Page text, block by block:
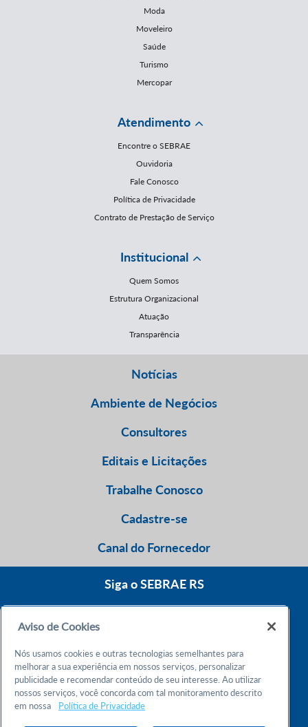
Moda
Moveleiro
Saúde
Turismo
Mercopar
Atendimento
Encontre o SEBRAE
Ouvidoria
Fale Conosco
Política de Privacidade
Contrato de Prestação de Serviço
Institucional
Quem Somos
Estrutura Organizacional
Atuação
Transparência
Notícias
Ambiente de Negócios
Consultores
Editais e Licitações
Trabalhe Conosco
Cadastre-se
Canal do Fornecedor
Siga o SEBRAE RS
Atendimento 24h
Chame no WhatsApp
Aviso de Cookies
Nós usamos cookies e outras tecnologias semelhantes para
melhorar a sua experiência em nossos serviços, personalizar
publicidade e recomendar conteúdo de seu interesse. Ao utilizar
nossos serviços, você concorda com tal monitoramento descrito
em nossa
Política de Privacidade